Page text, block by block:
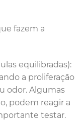
fazem a
equilibradas):
a proliferação
odor. Algumas
podem reagir a
testar.